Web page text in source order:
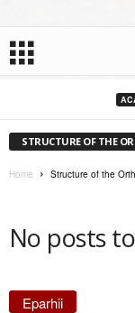
STRUCTURE OF THE
Home Structure of the
No posts
Eparhii